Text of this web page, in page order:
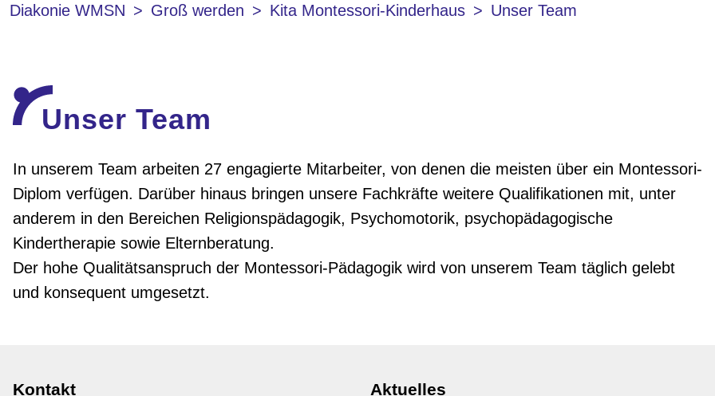
slide 1
Diakonie WMSN Groß werden Kita Montessori-Kinderhaus Unser Team
Unser Team
In unserem Team arbeiten 27 engagierte Mitarbeiter, von denen die meisten über ein Montessori-
Diplom verfügen. Darüber hinaus bringen unsere Fachkräfte weitere Qualifikationen mit, unter
anderem in den Bereichen Religionspädagogik, Psychomotorik, psychopädagogische
Kindertherapie sowie Elternberatung.
Der hohe Qualitätsanspruch der Montessori-Pädagogik wird von unserem Team täglich gelebt
und konsequent umgesetzt.
Navigation
Kontakt Navigation
Aktuelles